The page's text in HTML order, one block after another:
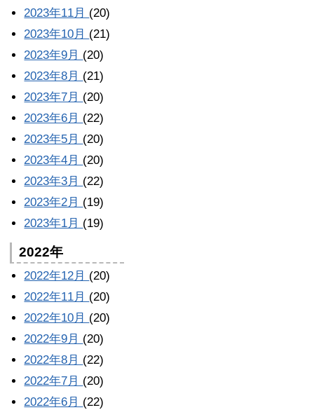
2023年11月 (20)
2023年10月 (21)
2023年9月 (20)
2023年8月 (21)
2023年7月 (20)
2023年6月 (22)
2023年5月 (20)
2023年4月 (20)
2023年3月 (22)
2023年2月 (19)
2023年1月 (19)
2022年
2022年12月 (20)
2022年11月 (20)
2022年10月 (20)
2022年9月 (20)
2022年8月 (22)
2022年7月 (20)
2022年6月 (22)